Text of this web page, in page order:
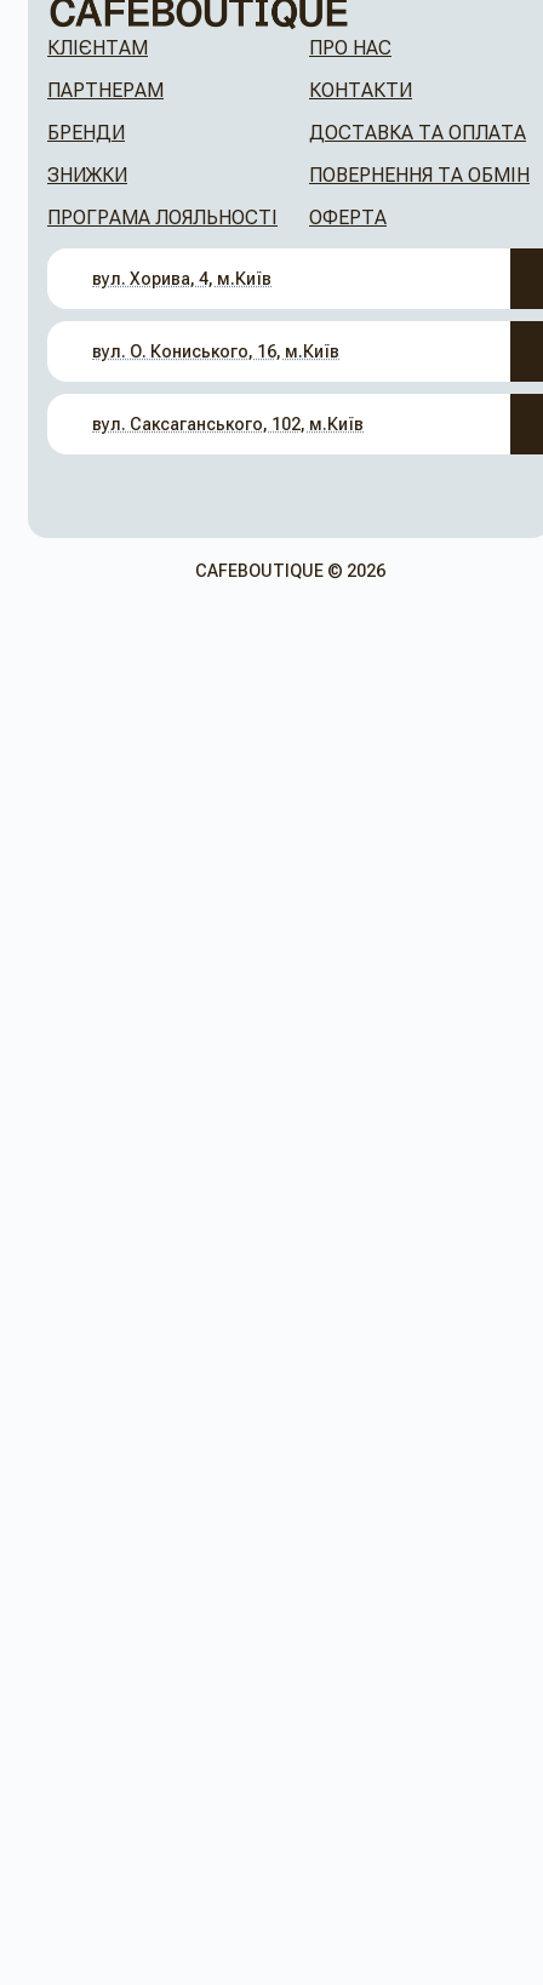
КЛІЄНТАМ
ПАРТНЕРАМ
БРЕНДИ
ЗНИЖКИ
ПРОГРАМА ЛОЯЛЬНОСТІ
ПРО НАС
КОНТАКТИ
ДОСТАВКА ТА ОПЛАТА
ПОВЕРНЕННЯ ТА ОБМІН
ОФЕРТА
вул. Хорива, 4, м.Київ
вул. О. Кониського, 16, м.Київ
вул. Саксаганського, 102, м.Київ
CAFEBOUTIQUE © 2026